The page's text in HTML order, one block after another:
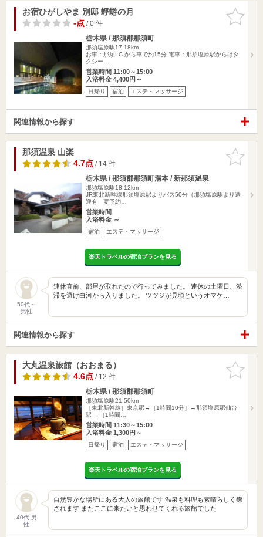
お気に入
りに追加
お宿ひがしやま 別邸 蜉蝣の月
-点/ 0 件
栃木県 / 那須郡那須町
那須塩原駅17.18km
お車：那須I.C.から車で約15分 電車：那須塩原駅からはタ
クシー…
営業時間 11:00～15:00
入浴料金 4,400円～
日帰り 宿泊 エステ・マッサージ
関連情報から探す
お気に入
りに追加
那須温泉 山楽
4.7点/ 14 件
栃木県 / 那須郡那須町湯本 / 新那須温泉
那須塩原駅18.12km
JR東北新幹線那須塩原駅よりバス50分（那須塩原駅より送
迎有 要予約…
営業時間
入浴料金 ～
宿泊 エステ・マッサージ
楽天トラベルの宿泊プランを見る
50代～
男性
連休直前、部屋が取れたので行ってみました。 連休の土曜日、渋
滞を避け白河から入りました。 ツツジが見頃というオマケ…
関連情報から探す
お気に入
りに追加
大丸温泉旅館（おおまる）
4.6点/ 12 件
栃木県 / 那須郡那須町
那須塩原駅21.50km
［東北新幹線］東京駅→［1時間10分］→那須塩原駅仙台
駅 →［1時間…
営業時間 11:30～15:00
入浴料金 1,300円～
日帰り 宿泊 エステ・マッサージ
楽天トラベルの宿泊プランを見る
40代 男
性
自然豊かな場所にある大人の旅館です 温泉も料理も素晴らしく癒
されます またここに来たいと思わせてくれる旅館でした